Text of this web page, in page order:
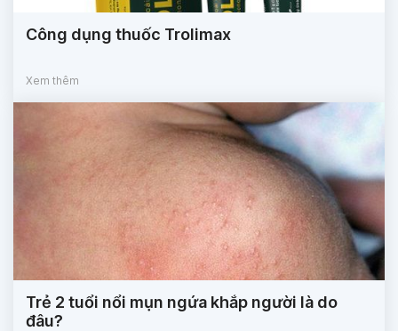
Công dụng thuốc Trolimax
Xem thêm
Trẻ 2 tuổi nổi mụn ngứa khắp người là do
đâu?